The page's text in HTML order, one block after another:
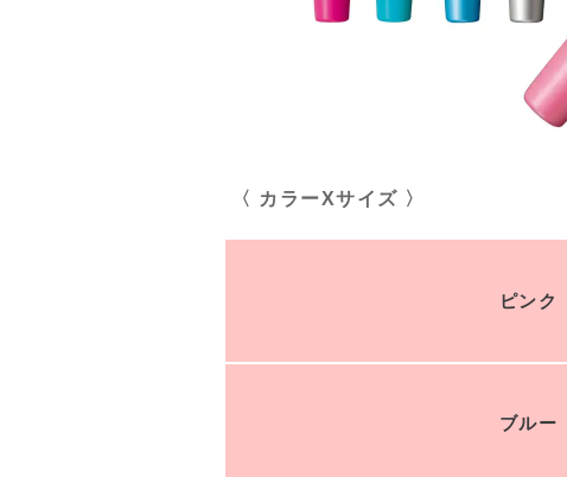
〈 カラーXサイズ 〉
ピンク
ブルー